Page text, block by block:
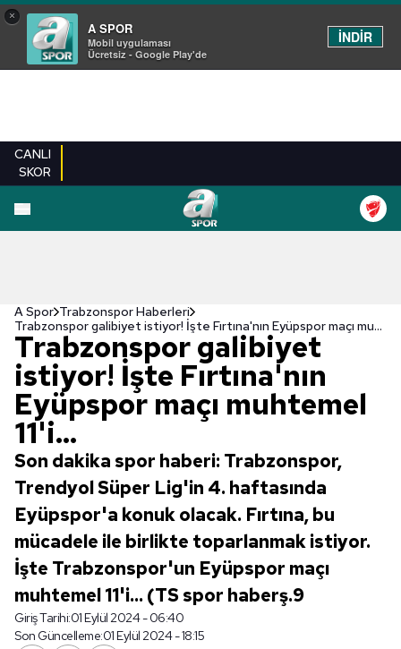
×
A SPOR
Mobil uygulaması
Ücretsiz - Google Play'de
İNDİR
CANLI
SKOR
A Spor Trabzonspor Haberleri
Trabzonspor galibiyet istiyor! İşte Fırtına'nın Eyüpspor maçı muhtemel 11'i...
Trabzonspor galibiyet
istiyor! İşte Fırtına'nın
Eyüpspor maçı muhtemel
11'i...
Son dakika spor haberi: Trabzonspor,
Trendyol Süper Lig'in 4. haftasında
Eyüpspor'a konuk olacak. Fırtına, bu
mücadele ile birlikte toparlanmak istiyor.
İşte Trabzonspor'un Eyüpspor maçı
muhtemel 11'i... (TS spor haberş.9
Giriş Tarihi:01 Eylül 2024 - 06:40
Son Güncelleme:01 Eylül 2024 - 18:15